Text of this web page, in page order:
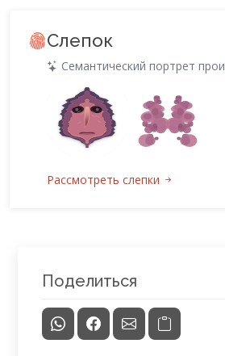
Слепок
Семантический портрет
Рассмотреть слепки
Поделиться